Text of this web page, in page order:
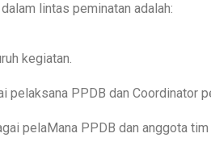
lintas peminatan adalah:
kegiatan.
PPDB dan Coordinator
pelaMana PPDB dan anggota